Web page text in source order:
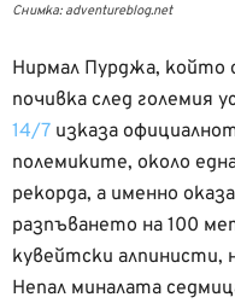
Снимка: adventureblog.net
Нирмал Пурджа, който
почивка след големия
14/7 изказа
полемиките, около
рекорда, а именно
разпъването на 100
кувейтски алпинисти,
Непал миналата